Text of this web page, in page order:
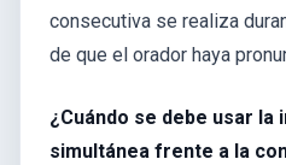
consecutiva se realiza
de que el orador haya
¿Cuándo se debe usar
simultánea frente a la